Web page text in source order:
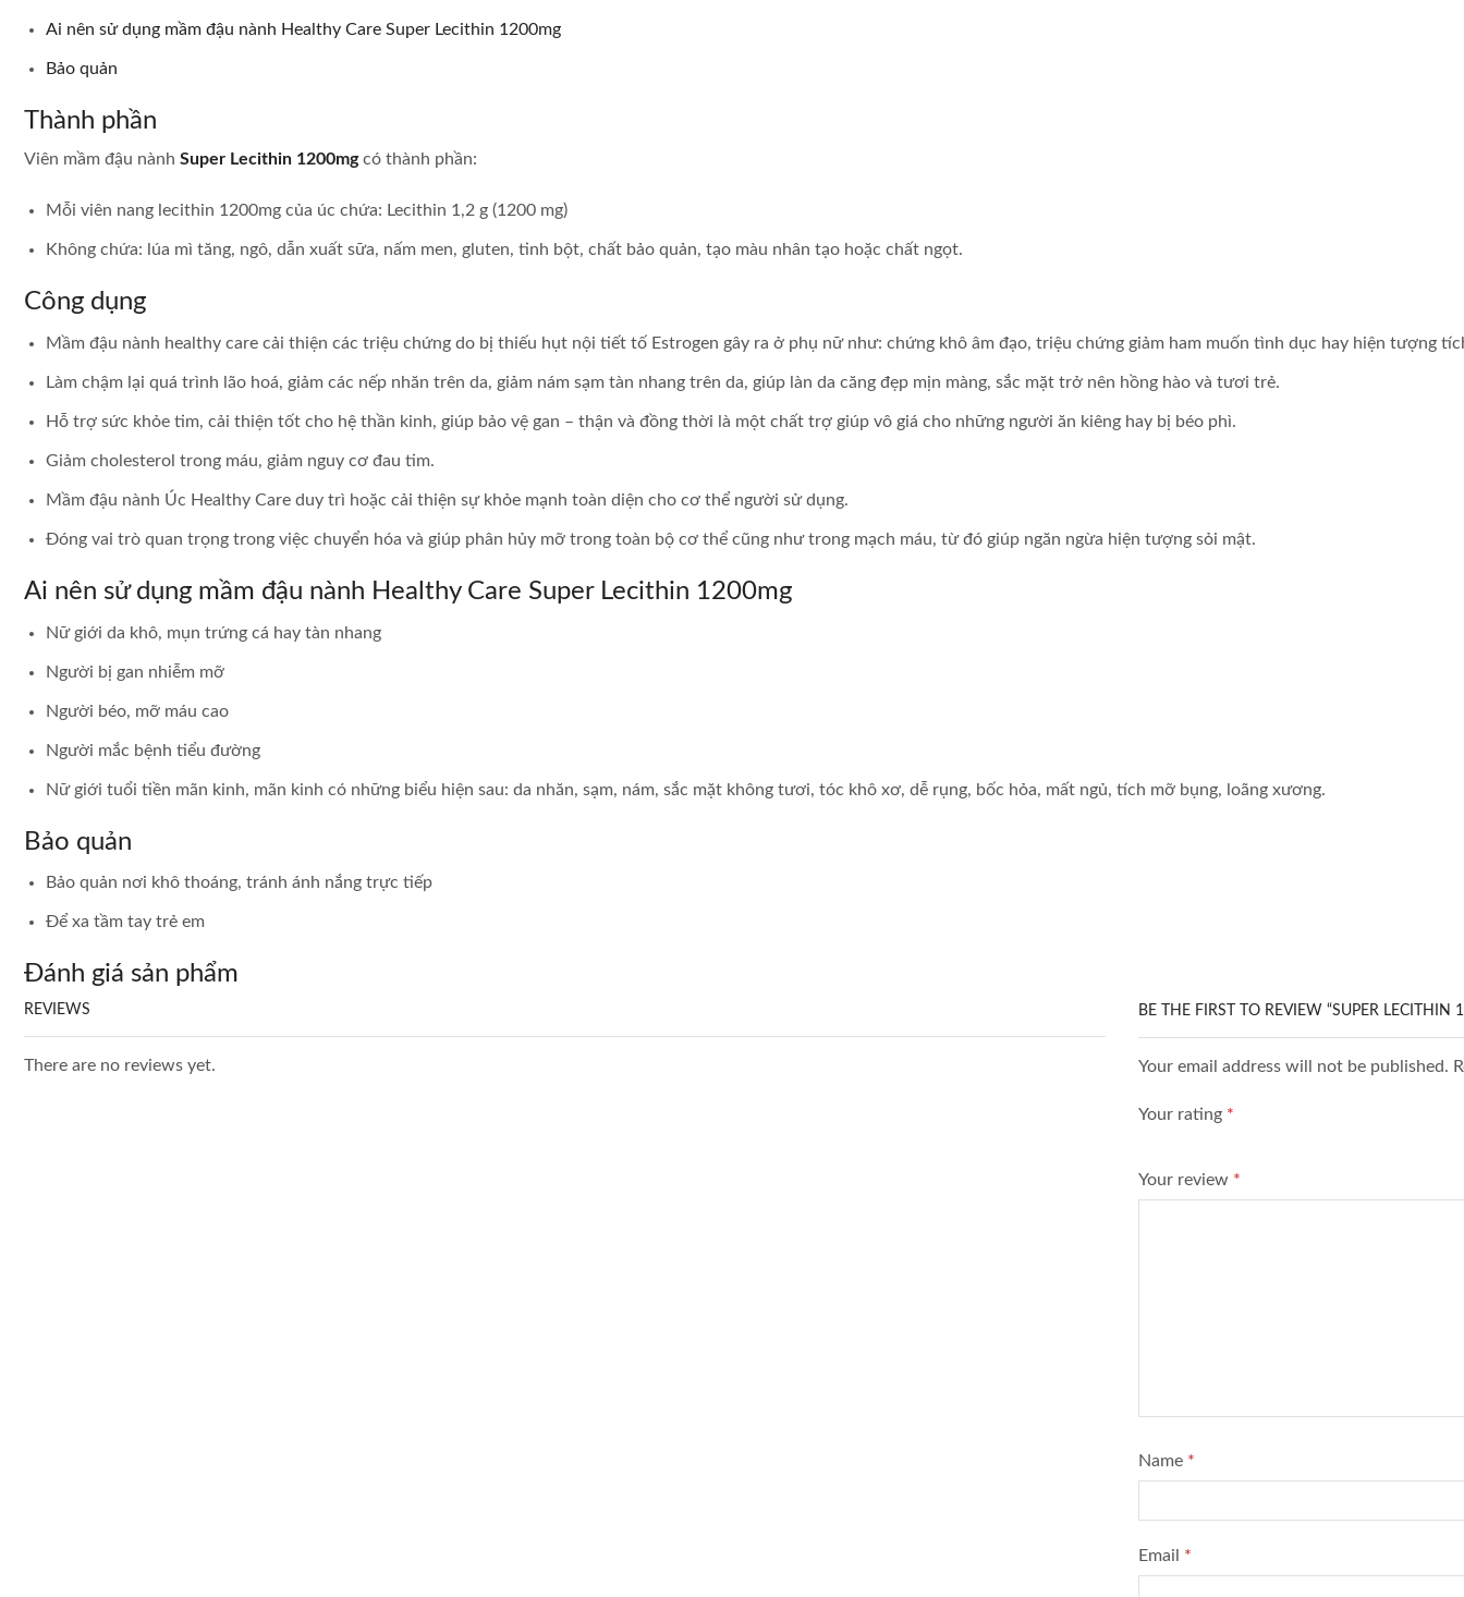
Ai nên sử dụng mầm đậu nành Healthy Care Super Lecithin 1200mg
Bảo quản
Thành phần
Viên mầm đậu nành Super Lecithin 1200mgcó thành phần:
Mỗi viên nang lecithin 1200mg của úc chứa: Lecithin 1,2 g (1200 mg)
Không chứa: lúa mì tăng, ngô, dẫn xuất sữa, nấm men, gluten, tinh bột, chất bảo quản, tạo màu nhân tạo hoặc chất ngọt.
Công dụng
Mầm đậu nành healthy care cải thiện các triệu chứng do bị thiếu hụt nội tiết tố Estrogen gây ra ở phụ nữ như: chứng khô âm đạo, triệu chứng giảm ham muốn tình dục hay hiện tượng
Làm chậm lại quá trình lão hoá, giảm các nếp nhăn trên da, giảm nám sạm tàn nhang trên da, giúp làn da căng đẹp mịn màng, sắc mặt trở nên hồng hào và tươi trẻ.
Hỗ trợ sức khỏe tim, cải thiện tốt cho hệ thần kinh, giúp bảo vệ gan – thận và đồng thời là một chất trợ giúp vô giá cho những người ăn kiêng hay bị béo phì.
Giảm cholesterol trong máu, giảm nguy cơ đau tim.
Mầm đậu nành Úc Healthy Care duy trì hoặc cải thiện sự khỏe mạnh toàn diện cho cơ thể người sử dụng.
Đóng vai trò quan trọng trong việc chuyển hóa và giúp phân hủy mỡ trong toàn bộ cơ thể cũng như trong mạch máu, từ đó giúp ngăn ngừa hiện tượng sỏi mật.
Ai nên sử dụng mầm đậu nành Healthy Care Super Lecithin 1200mg
Nữ giới da khô, mụn trứng cá hay tàn nhang
Người bị gan nhiễm mỡ
Người béo, mỡ máu cao
Người mắc bệnh tiểu đường
Nữ giới tuổi tiền mãn kinh, mãn kinh có những biểu hiện sau: da nhăn, sạm, nám, sắc mặt không tươi, tóc khô xơ, dễ rụng, bốc hỏa, mất ngủ, tích mỡ bụng, loãng xương.
Bảo quản
Bảo quản nơi khô thoáng, tránh ánh nắng trực tiếp
Để xa tầm tay trẻ em
Đánh giá sản phẩm
REVIEWS
There are no reviews yet.
BE THE FIRST TO REVIEW “SUPER
Your email address will not be published.
Your rating *
Your review *
Name *
Email *